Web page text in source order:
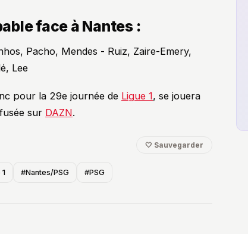
face à Nantes :
Pacho, Mendes - Ruiz, Zaire-Emery,
Lee
pour la 29e journée de Ligue 1, se jouera
sur DAZN.
🤍 Sauvegarder
#Nantes/PSG #PSG